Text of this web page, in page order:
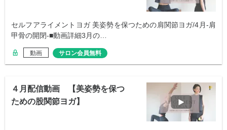
セルフアライメントヨガ 美姿勢を保つための肩関節ヨガ/4月-肩
甲骨の開閉-■動画詳細3月の…
動画 サロン会員無料
４月配信動画 【美姿勢を保つ
ための股関節ヨガ】